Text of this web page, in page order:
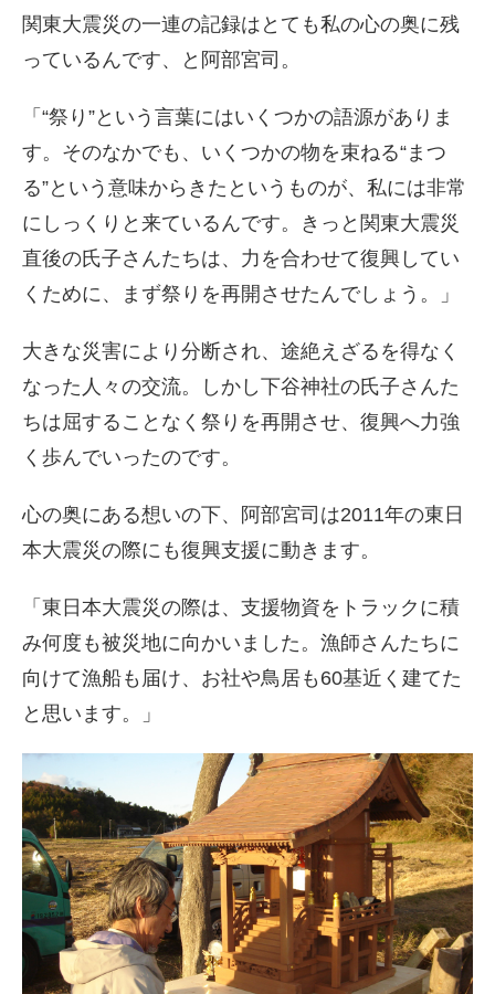
関東大震災の一連の記録はとても私の心の奥に残
っているんです、と阿部宮司。
「“祭り”という言葉にはいくつかの語源がありま
す。そのなかでも、いくつかの物を束ねる“まつ
る”という意味からきたというものが、私には非常
にしっくりと来ているんです。きっと関東大震災
直後の氏子さんたちは、力を合わせて復興してい
くために、まず祭りを再開させたんでしょう。」
大きな災害により分断され、途絶えざるを得なく
なった人々の交流。しかし下谷神社の氏子さんた
ちは屈することなく祭りを再開させ、復興へ力強
く歩んでいったのです。
心の奥にある想いの下、阿部宮司は2011年の東日
本大震災の際にも復興支援に動きます。
「東日本大震災の際は、支援物資をトラックに積
み何度も被災地に向かいました。漁師さんたちに
向けて漁船も届け、お社や鳥居も60基近く建てた
と思います。」